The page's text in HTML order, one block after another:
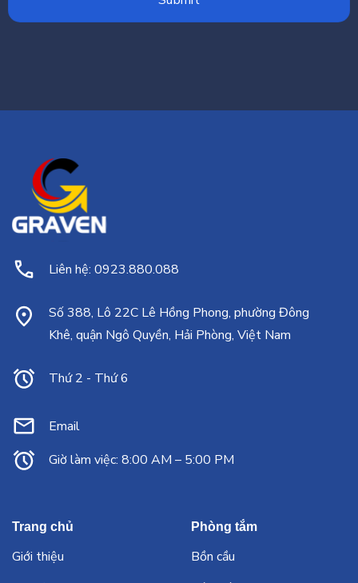
Liên hệ: 0923.880.088
Số 388, Lô 22C Lê Hồng Phong, phường Đông
Khê, quận Ngô Quyền, Hải Phòng, Việt Nam
Thứ 2 - Thứ 6
Email
Giờ làm việc: 8:00 AM – 5:00 PM
Trang chủ
Giới thiệu
Phòng tắm
Bồn cầu